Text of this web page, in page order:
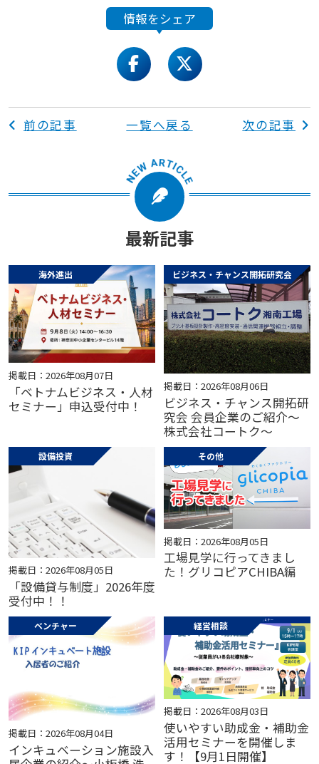
情報をシェア
facebooktwitter
前の記事 一覧へ戻る 次の記事
最新記事
海外進出
掲載日：2026年08月07日
「ベトナムビジネス・人材
セミナー」申込受付中！
ビジネス・チャンス開拓研究会
掲載日：2026年08月06日
ビジネス・チャンス開拓研
究会 会員企業のご紹介～
株式会社コートク～
設備投資
掲載日：2026年08月05日
「設備貸与制度」2026年度
受付中！！
その他
掲載日：2026年08月05日
工場見学に行ってきまし
た！グリコピアCHIBA編
ベンチャー
掲載日：2026年08月04日
インキュベーション施設入
経営相談
掲載日：2026年08月03日
使いやすい助成金・補助金
活用セミナーを開催しま
す！【9月1日開催】